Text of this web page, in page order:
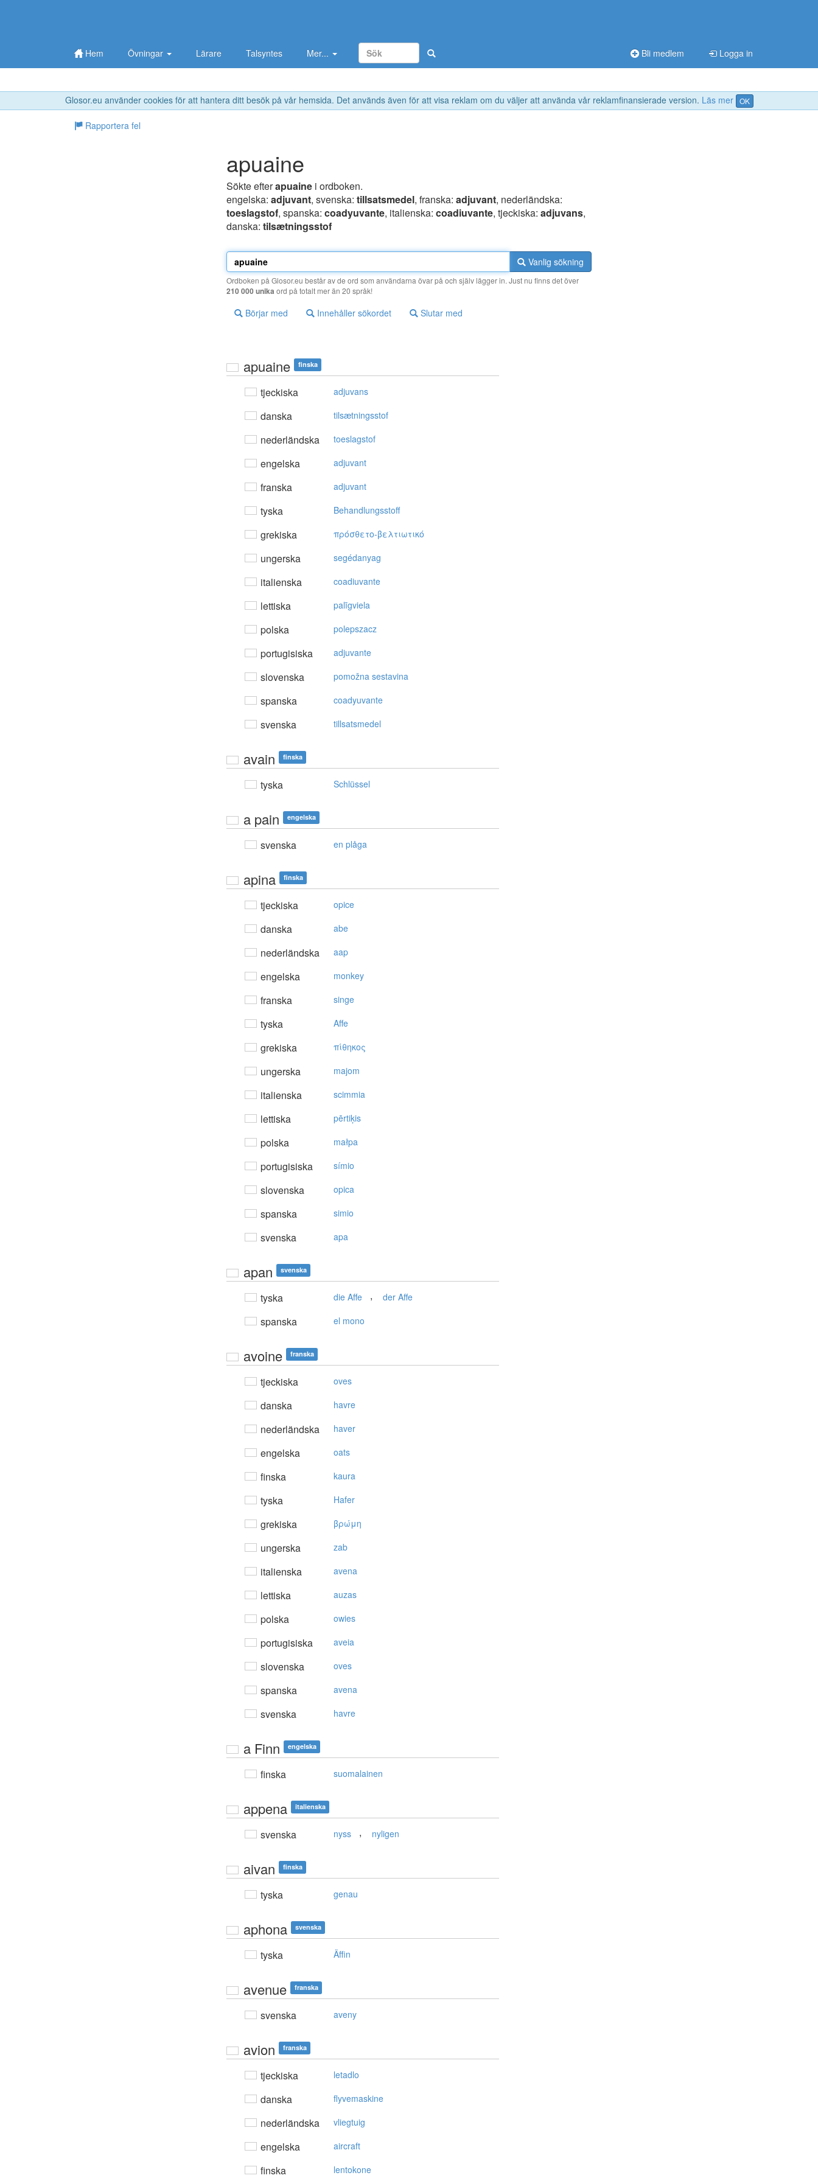
Glosor.eu använder cookies för att hantera ditt besök på vår hemsida. Det används även för att visa reklam om du väljer att använda vår reklamfinansierade version. Läs mer OK
Hem Övningar Lärare Talsyntes Mer... Bli medlem Logga in
Rapportera fel
apuaine
Sökte efterapuaine i ordboken.
engelska: adjuvant, svenska: tillsatsmedel, franska: adjuvant, nederländska:
toeslagstof, spanska: coadyuvante, italienska: coadiuvante, tjeckiska: adjuvans,
danska: tilsætningsstof
Vanlig sökning
Ordboken på Glosor.eu består av de ord som användarna övar på och själv lägger in. Just nu finns det över
210 000 unika ord på totalt mer än 20 språk!
Börjar med Innehåller sökordet Slutar med
apuaine finska
tjeckiska adjuvans
danska tilsætningsstof
nederländska toeslagstof
engelska adjuvant
franska adjuvant
tyska Behandlungsstoff
grekiska πρόσθετo-βελτιωτικό
ungerska segédanyag
italienska coadiuvante
lettiska palīgviela
polska polepszacz
portugisiska adjuvante
slovenska pomožna sestavina
spanska coadyuvante
svenska tillsatsmedel
avain finska
tyska Schlüssel
a pain engelska
svenska en plåga
apina finska
tjeckiska opice
danska abe
nederländska aap
engelska monkey
franska singe
tyska Affe
grekiska πίθηκoς
ungerska majom
italienska scimmia
lettiska pērtiķis
polska małpa
portugisiska símio
slovenska opica
spanska simio
svenska apa
apan svenska
tyska die Affe , der Affe
spanska el mono
avoine franska
tjeckiska oves
danska havre
nederländska haver
engelska oats
finska kaura
tyska Hafer
grekiska βρώμη
ungerska zab
italienska avena
lettiska auzas
polska owies
portugisiska aveia
slovenska oves
spanska avena
svenska havre
a Finn engelska
finska suomalainen
appena italienska
svenska nyss , nyligen
aivan finska
tyska genau
aphona svenska
tyska Äffin
avenue franska
svenska aveny
avion franska
tjeckiska letadlo
danska flyvemaskine
nederländska vliegtuig
engelska aircraft
finska lentokone